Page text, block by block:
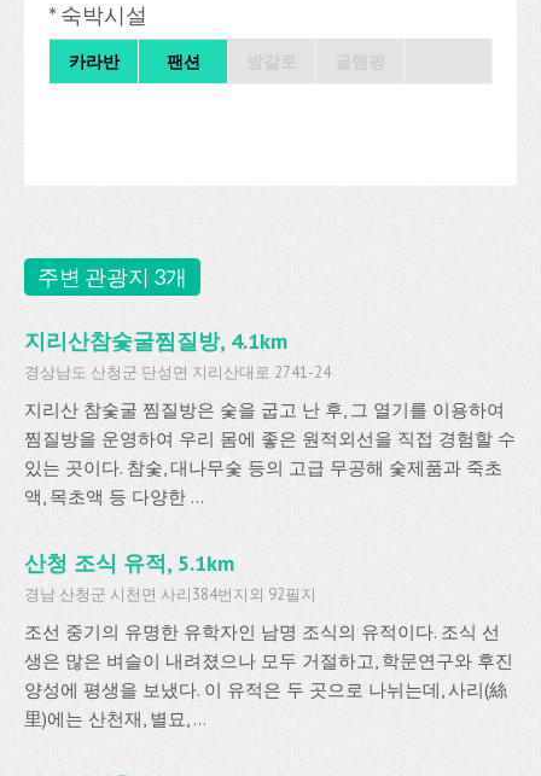
* 숙박시설
카라반 팬션
주변 관광지 3개
지리산참숯굴찜질방, 4.1km
경상남도 산청군 단성면 지리산대로 2741-24
지리산 참숯굴 찜질방은 숯을 굽고 난 후, 그 열기를 이용하여
찜질방을 운영하여 우리 몸에 좋은 원적외선을 직접 경험할 수
있는 곳이다. 참숯, 대나무숯 등의 고급 무공해 숯제품과 죽초
액, 목초액 등 다양한 ...
산청 조식 유적, 5.1km
경남 산청군 시천면 사리384번지외 92필지
조선 중기의 유명한 유학자인 남명 조식의 유적이다. 조식 선
생은 많은 벼슬이 내려졌으나 모두 거절하고, 학문연구와 후진
양성에 평생을 보냈다. 이 유적은 두 곳으로 나뉘는데, 사리(絲
里)에는 산천재, 별묘, ...